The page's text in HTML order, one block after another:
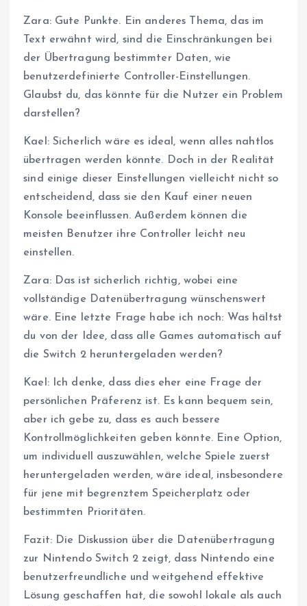
Zara: Gute Punkte. Ein anderes Thema, das im
Text erwähnt wird, sind die Einschränkungen bei
der Übertragung bestimmter Daten, wie
benutzerdefinierte Controller-Einstellungen.
Glaubst du, das könnte für die Nutzer ein Problem
darstellen?
Kael: Sicherlich wäre es ideal, wenn alles nahtlos
übertragen werden könnte. Doch in der Realität
sind einige dieser Einstellungen vielleicht nicht so
entscheidend, dass sie den Kauf einer neuen
Konsole beeinflussen. Außerdem können die
meisten Benutzer ihre Controller leicht neu
einstellen.
Zara: Das ist sicherlich richtig, wobei eine
vollständige Datenübertragung wünschenswert
wäre. Eine letzte Frage habe ich noch: Was hältst
du von der Idee, dass alle Games automatisch auf
die Switch 2 heruntergeladen werden?
Kael: Ich denke, dass dies eher eine Frage der
persönlichen Präferenz ist. Es kann bequem sein,
aber ich gebe zu, dass es auch bessere
Kontrollmöglichkeiten geben könnte. Eine Option,
um individuell auszuwählen, welche Spiele zuerst
heruntergeladen werden, wäre ideal, insbesondere
für jene mit begrenztem Speicherplatz oder
bestimmten Prioritäten.
Fazit: Die Diskussion über die Datenübertragung
zur Nintendo Switch 2 zeigt, dass Nintendo eine
benutzerfreundliche und weitgehend effektive
Lösung geschaffen hat, die sowohl lokale als auch